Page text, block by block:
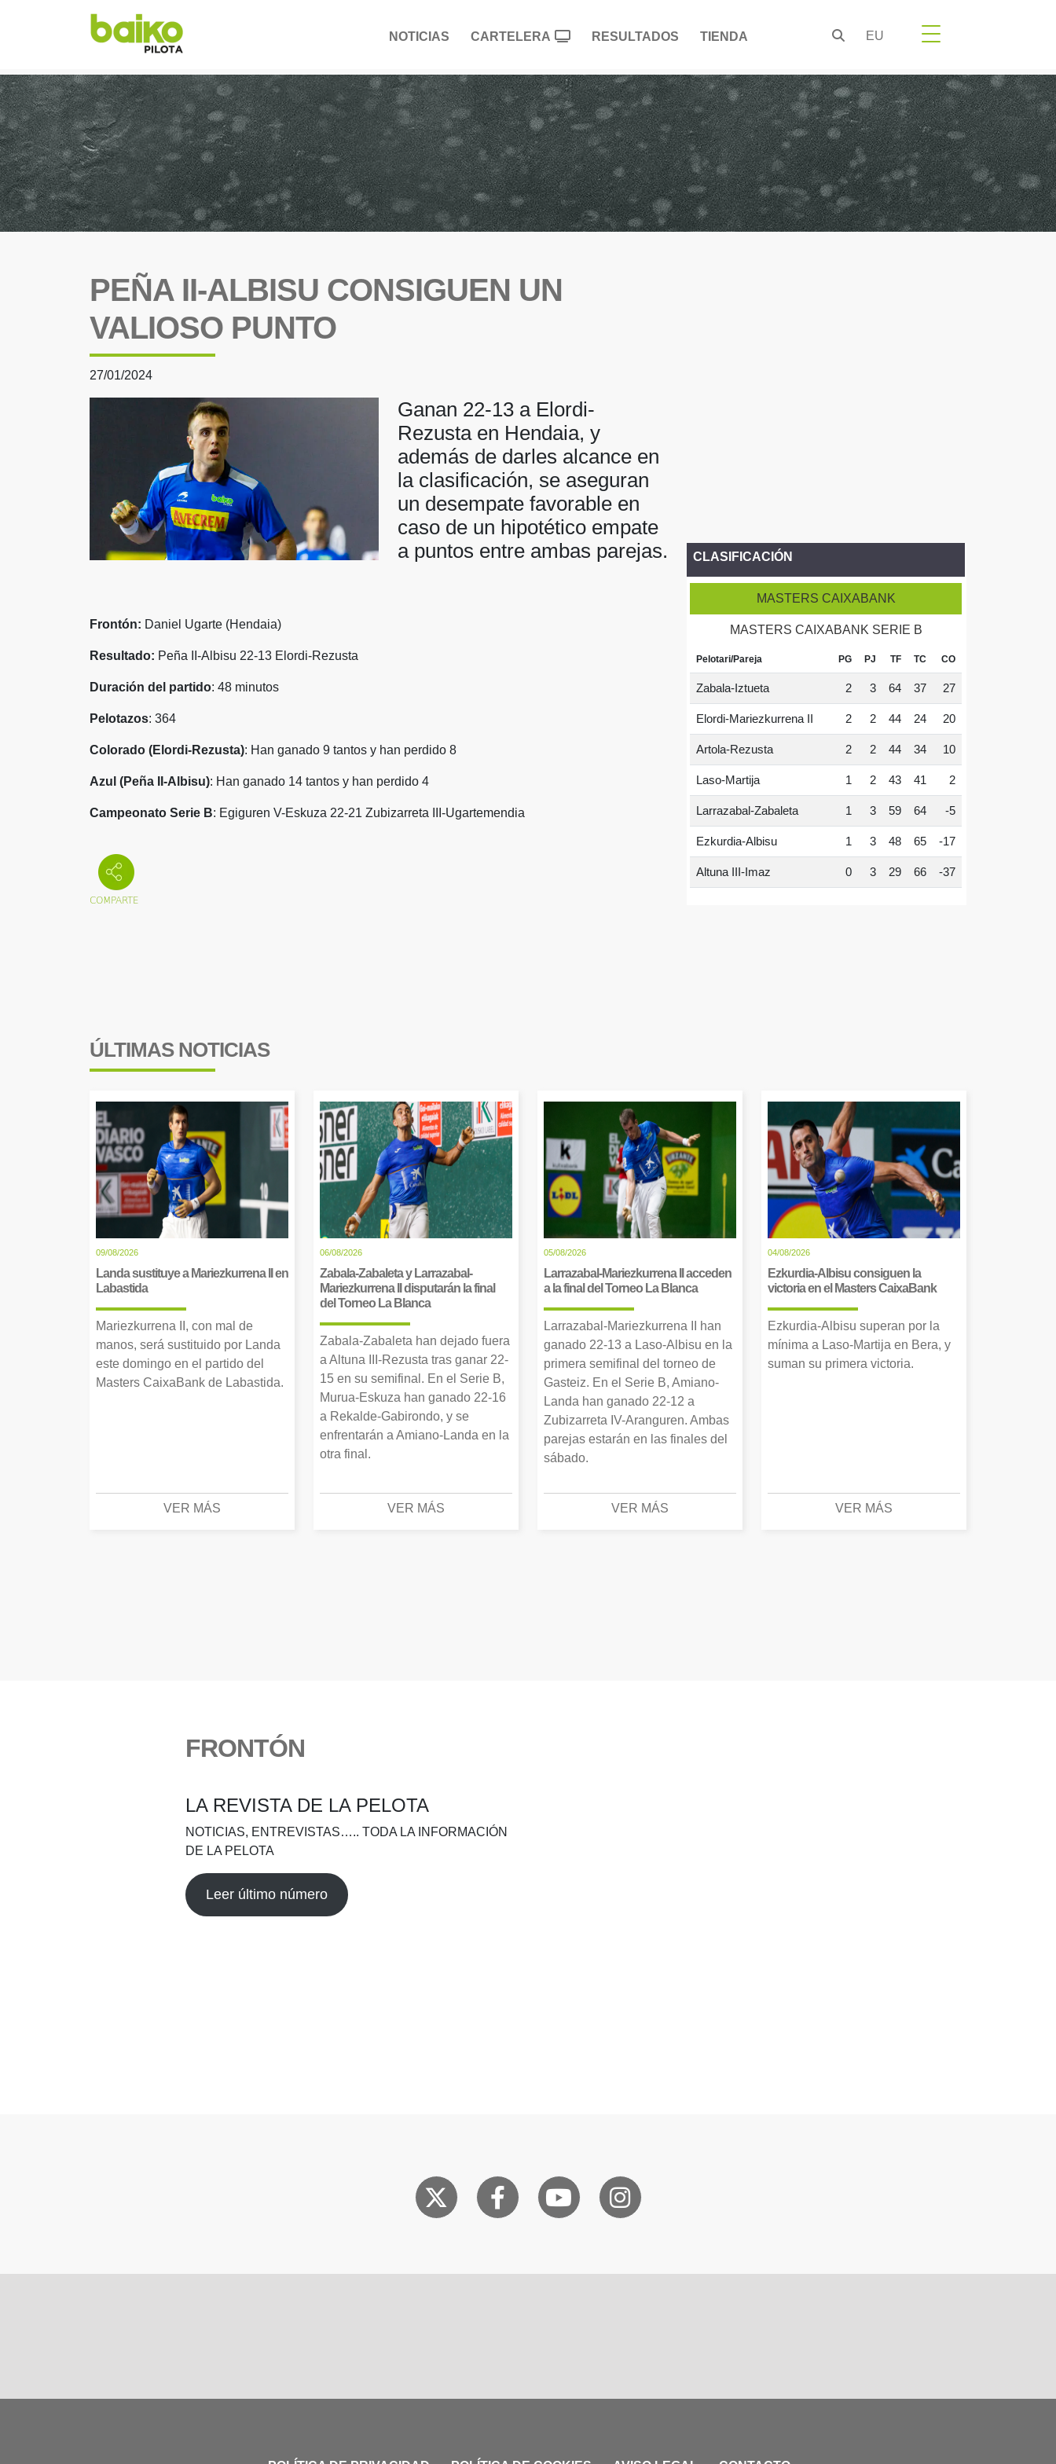
NOTICIAS CARTELERA RESULTADOS TIENDA EU
PEÑA II-ALBISU CONSIGUEN UN
VALIOSO PUNTO
27/01/2024
Ganan 22-13 a Elordi-
Rezusta en Hendaia, y
además de darles alcance en
la clasificación, se aseguran
un desempate favorable en
caso de un hipotético empate
a puntos entre ambas parejas.
Frontón: Daniel Ugarte (Hendaia)
Resultado: Peña II-Albisu 22-13 Elordi-Rezusta
Duración del partido: 48 minutos
Pelotazos: 364
Colorado (Elordi-Rezusta): Han ganado 9 tantos y han perdido 8
Azul (Peña II-Albisu): Han ganado 14 tantos y han perdido 4
Campeonato Serie B: Egiguren V-Eskuza 22-21 Zubizarreta III-Ugartemendia
CLASIFICACIÓN
MASTERS CAIXABANK
MASTERS CAIXABANK SERIE B
Pelotari/Pareja PG PJ TF TC CO
Zabala-Iztueta 2 3 64 37 27
Elordi-Mariezkurrena II 2 2 44 24 20
Artola-Rezusta 2 2 44 34 10
Laso-Martija 1 2 43 41 2
Larrazabal-Zabaleta 1 3 59 64 -5
Ezkurdia-Albisu 1 3 48 65 -17
Altuna III-Imaz 0 3 29 66 -37
ÚLTIMAS NOTICIAS
09/08/2026
Landa sustituye a Mariezkurrena II en
Labastida
Mariezkurrena II, con mal de
manos, será sustituido por Landa
este domingo en el partido del
Masters CaixaBank de Labastida.
VER MÁS
06/08/2026
Zabala-Zabaleta y Larrazabal-
Mariezkurrena II disputarán la final
del Torneo La Blanca
Zabala-Zabaleta han dejado fuera
a Altuna III-Rezusta tras ganar 22-
15 en su semifinal. En el Serie B,
Murua-Eskuza han ganado 22-16
a Rekalde-Gabirondo, y se
enfrentarán a Amiano-Landa en la
otra final.
VER MÁS
05/08/2026
Larrazabal-Mariezkurrena II acceden
a la final del Torneo La Blanca
Larrazabal-Mariezkurrena II han
ganado 22-13 a Laso-Albisu en la
primera semifinal del torneo de
Gasteiz. En el Serie B, Amiano-
Landa han ganado 22-12 a
Zubizarreta IV-Aranguren. Ambas
parejas estarán en las finales del
sábado.
VER MÁS
04/08/2026
Ezkurdia-Albisu consiguen la
victoria en el Masters CaixaBank
Ezkurdia-Albisu superan por la
mínima a Laso-Martija en Bera, y
suman su primera victoria.
VER MÁS
FRONTÓN
LA REVISTA DE LA PELOTA
NOTICIAS, ENTREVISTAS….. TODA LA INFORMACIÓN
DE LA PELOTA
Leer último número